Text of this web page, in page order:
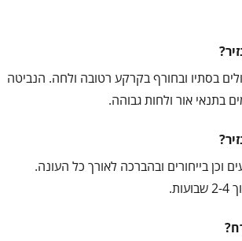
בסתיו ובחורף בקרקע רטובה ולחה. הנביטה
וכן בייחורים ובהברכה לאורך כל העונה.